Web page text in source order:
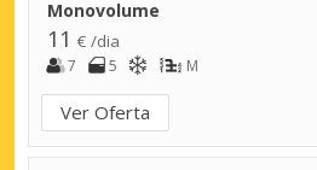
Monovolume
11 € /dia
7 5 M
Ver Oferta